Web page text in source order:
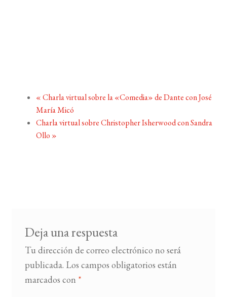
«Charla virtual sobre la «Comedia» de Dante con José
María Micó
Charla virtual sobre Christopher Isherwood con Sandra
Ollo »
Deja una respuesta
Tu dirección de correo electrónico no será
publicada. Los campos obligatorios están
marcados con *